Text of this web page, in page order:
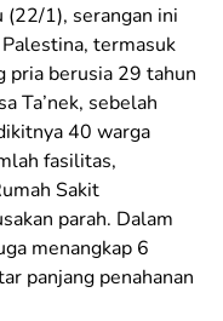
(22/1), serangan ini
termasuk
pria berusia 29 tahun
Ta’nek, sebelah
40 warga
fasilitas,
Sakit
parah. Dalam
menangkap 6
panjang penahanan